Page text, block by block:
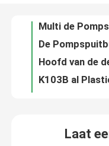
Kwaliteitscontrole
Neem contact
Laat